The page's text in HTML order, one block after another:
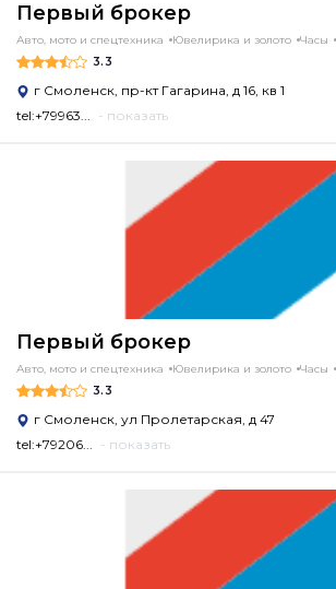
Первый брокер
Авто, мото и спецтехника Ювелирика и золото Часы
3.3
г Смоленск, пр-кт Гагарина, д 16, кв 1
tel:+79963... - показать
Первый брокер
Авто, мото и спецтехника Ювелирика и золото Часы
3.3
г Смоленск, ул Пролетарская, д 47
tel:+79206... - показать